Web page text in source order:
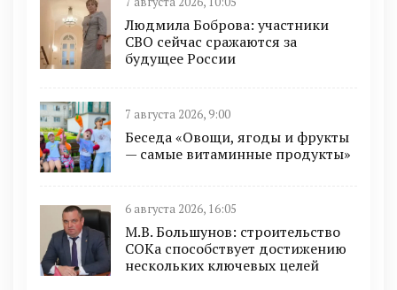
Людмила Боброва: участники
СВО сейчас сражаются за
будущее России
7 августа 2026, 9:00
Беседа «Овощи, ягоды и фрукты
— самые витаминные продукты»
6 августа 2026, 16:05
М.В. Большунов: строительство
СОКа способствует достижению
нескольких ключевых целей